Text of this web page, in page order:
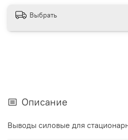
Выбрать
Описание
Выводы силовые для